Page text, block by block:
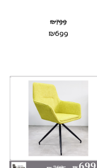
₪799
₪699